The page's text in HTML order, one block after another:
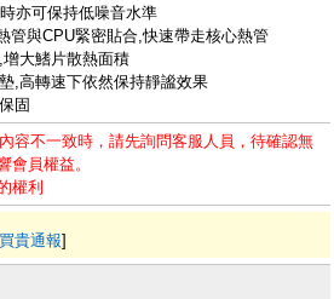
亦可保持低噪音水準
管與CPU緊密貼合,快速帶走核心熱管
大鰭片散熱面積
,高轉速下依然保持靜謐效果
固
容不一致時，請先詢問客服人員，待確認無
會員權益。
權利
買貴通報]